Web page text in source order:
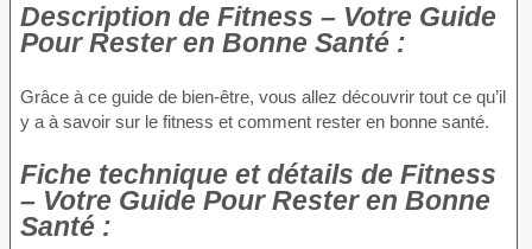
Description de Fitness – Votre Guide
Pour Rester en Bonne Santé :
Grâce à ce guide de bien-être, vous allez découvrir tout ce qu’il
y a à savoir sur le fitness et comment rester en bonne santé.
Fiche technique et détails de Fitness
– Votre Guide Pour Rester en Bonne
Santé :